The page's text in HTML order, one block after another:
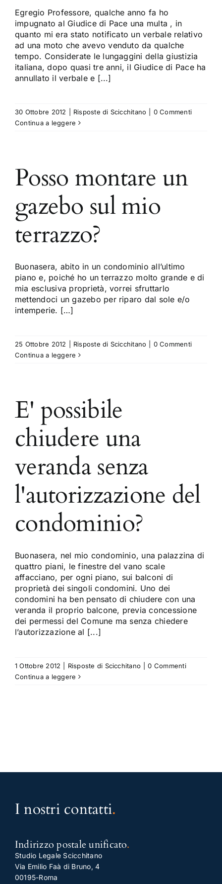
Egregio Professore, qualche anno fa ho
impugnato al Giudice di Pace una multa , in
quanto mi era stato notificato un verbale relativo
ad una moto che avevo venduto da qualche
tempo. Considerate le lungaggini della giustizia
italiana, dopo quasi tre anni, il Giudice di Pace ha
annullato il verbale e [...]
30 Ottobre 2012 Risposte di Scicchitano
0 Commenti
Continua a leggere
Posso montare un
gazebo sul mio
terrazzo?
Buonasera, abito in un condominio all’ultimo
piano e, poiché ho un terrazzo molto grande e di
mia esclusiva proprietà, vorrei sfruttarlo
mettendoci un gazebo per riparo dal sole e/o
intemperie. […]
25 Ottobre 2012 Risposte di Scicchitano
0 Commenti
Continua a leggere
E' possibile
chiudere una
veranda senza
l'autorizzazione del
condominio?
Buonasera, nel mio condominio, una palazzina di
quattro piani, le finestre del vano scale
affacciano, per ogni piano, sui balconi di
proprietà dei singoli condomini. Uno dei
condomini ha ben pensato di chiudere con una
veranda il proprio balcone, previa concessione
dei permessi del Comune ma senza chiedere
l’autorizzazione al [...]
1 Ottobre 2012 Risposte di Scicchitano
0 Commenti
Continua a leggere
I nostri contatti.
Indirizzo postale unificato.
Studio Legale Scicchitano
Via Emilio Faà di Bruno, 4
00195-Roma